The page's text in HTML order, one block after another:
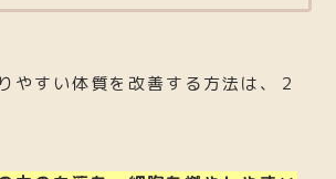
やすい体質を改善する方法は、２